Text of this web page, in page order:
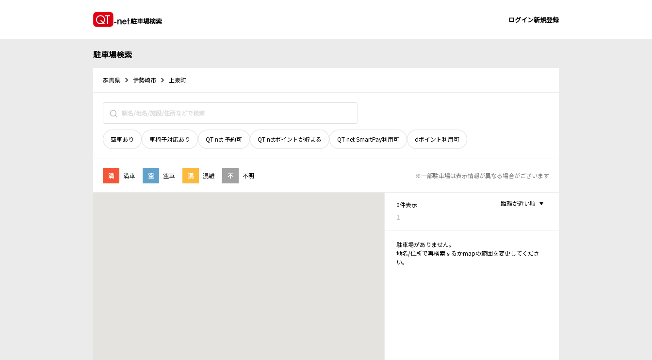
駐車場検索 ログイン新規登録
駐車場検索
群馬県 伊勢崎市 上泉町
空車あり 車椅子対応あり QT-net 予約可 QT-netポイントが貯まる QT-net SmartPay利用可 dポイント利用可
満 満車 空 空車 混 混雑 不 不明 ※一部駐車場は表示情報が異なる場合がございます
0件表示
1
距離が近い順
駐車場がありません。
地名/住所で再検索するかmapの範囲を変更してくださ
い。